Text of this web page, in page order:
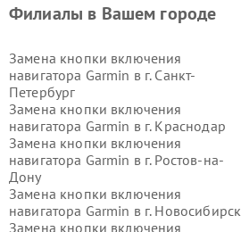
Филиалы в Вашем городе
Замена кнопки включения
навигатора Garmin в г. Санкт-
Петербург
Замена кнопки включения
навигатора Garmin в г. Краснодар
Замена кнопки включения
навигатора Garmin в г. Ростов-на-
Дону
Замена кнопки включения
навигатора Garmin в г. Новосибирск
Замена кнопки включения